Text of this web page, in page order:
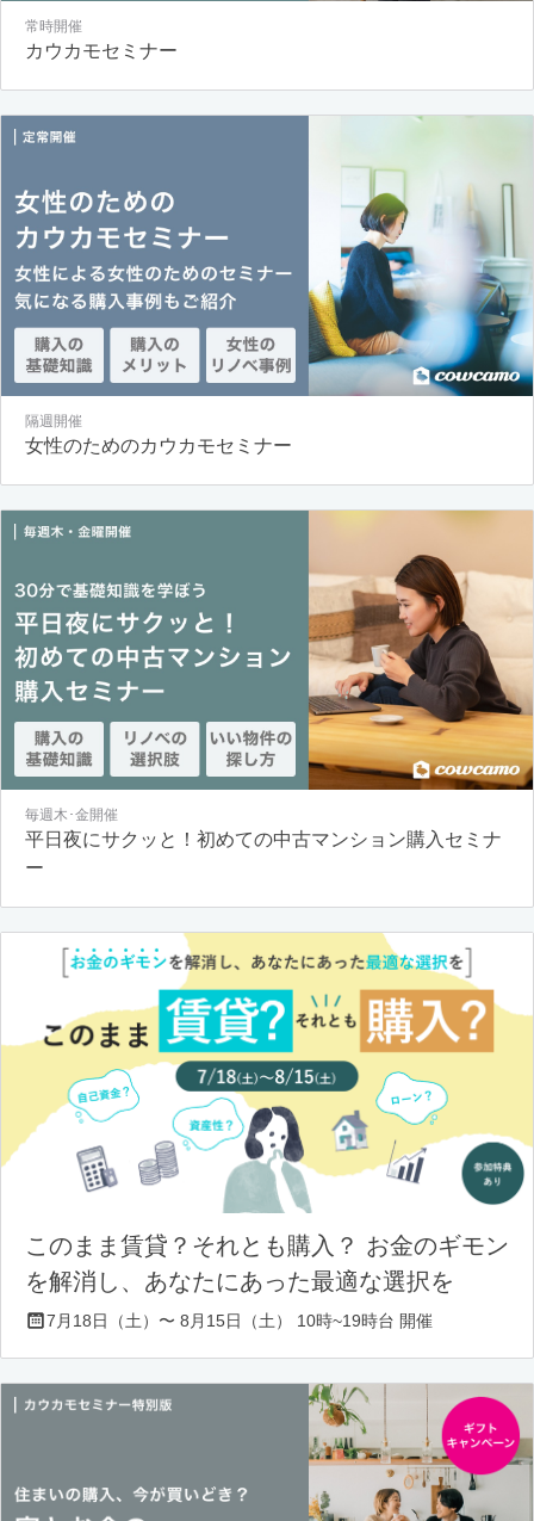
常時開催
カウカモセミナー
隔週開催
女性のためのカウカモセミナー
毎週木･金開催
平日夜にサクッと！初めての中古マンション購入セミナ
ー
このまま賃貸？それとも購入？ お金のギモン
を解消し、あなたにあった最適な選択を
7月18日（土）〜 8月15日（土） 10時~19時台 開催